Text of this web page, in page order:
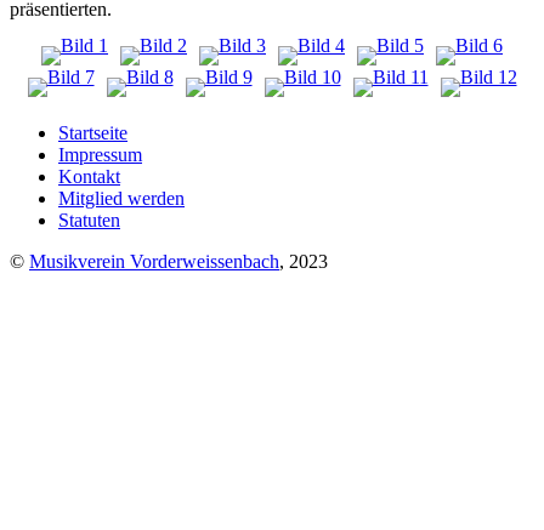
präsentierten.
Startseite
Impressum
Kontakt
Mitglied werden
Statuten
© Musikverein Vorderweissenbach, 2023